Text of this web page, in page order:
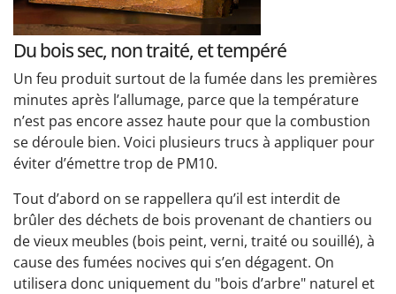
Du bois sec, non traité, et tempéré
Un feu produit surtout de la fumée dans les premières
minutes après l’allumage, parce que la température
n’est pas encore assez haute pour que la combustion
se déroule bien. Voici plusieurs trucs à appliquer pour
éviter d’émettre trop de PM10.
Tout d’abord on se rappellera qu’il est interdit de
brûler des déchets de bois provenant de chantiers ou
de vieux meubles (bois peint, verni, traité ou souillé), à
cause des fumées nocives qui s’en dégagent. On
utilisera donc uniquement du "bois d’arbre" naturel et